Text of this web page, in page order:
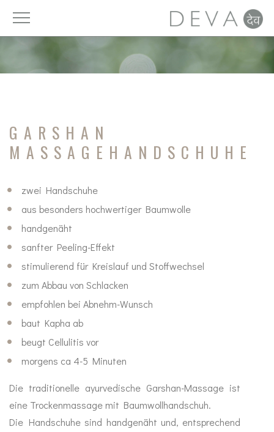
GARSHAN
MASSAGEHANDSCHUHE
zwei Handschuhe
aus besonders hochwertiger Baumwolle
handgenäht
sanfter Peeling-Effekt
stimulierend für Kreislauf und Stoffwechsel
zum Abbau von Schlacken
empfohlen bei Abnehm-Wunsch
baut Kapha ab
beugt Cellulitis vor
morgens ca 4-5 Minuten
Die traditionelle ayurvedische Garshan-Massage ist
eine Trockenmassage mit Baumwollhandschuh.
Die Handschuhe sind handgenäht und, entsprechend
DAYAhealth
Spurenelemente
Fettsäuren
Zellschutz
Pro- und Präbiotika
Anti Stress
Mood Balance
Ayurveda
MA-Produkte
Luft
Ernährung
Bewegung
Detox